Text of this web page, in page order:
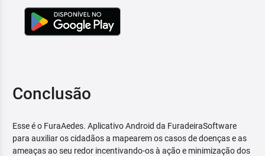
Conclusão
Esse é o FuraAedes. Aplicativo Android da FuradeiraSoftware
para auxiliar os cidadãos a mapearem os casos de doenças e as
ameaças ao seu redor incentivando-os à ação e minimização dos